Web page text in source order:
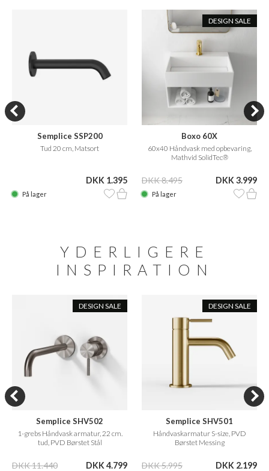
Semplice SSP200
Tud 20 cm, Matsort
DKK 1.395
På lager
DESIGN SALE
Boxo 60X
60x40 Håndvask med opbevaring,
Mathvid SolidTec®
DKK 8.495 DKK 3.999
På lager
YDERLIGERE
INSPIRATION
DESIGN SALE
Semplice SHV502
1-grebs Håndvask armatur, 22 cm.
tud, PVD Børstet Stål
DKK 11.440 DKK 4.799
DESIGN SALE
Semplice SHV501
Håndvaskarmatur S-size, PVD
Børstet Messing
DKK 5.995 DKK 2.199